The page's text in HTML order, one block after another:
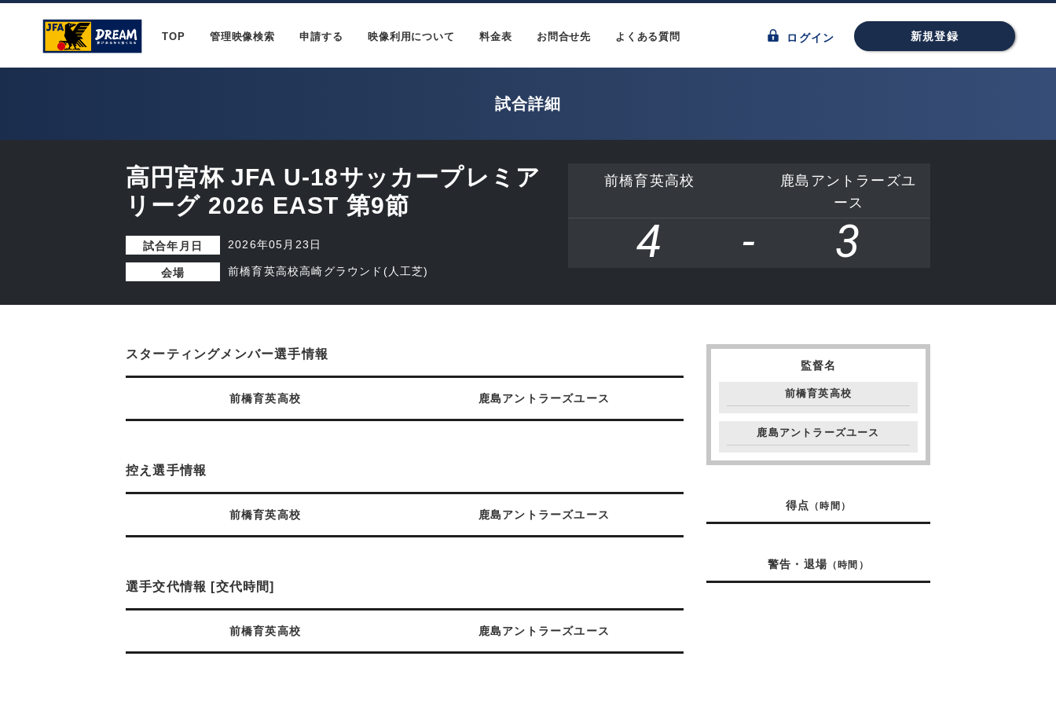
TOP 管理映像検索 申請する 映像利用について 料金表 お問合せ先 よくある質問 ログイン 新規登録
試合詳細
高円宮杯 JFA U-18サッカープレミア
リーグ 2026 EAST 第9節
試合年月日 2026年05月23日
会場 前橋育英高校高崎グラウンド(人工芝)
前橋育英高校
鹿島アントラーズユ
ース
4 - 3
スターティングメンバー選手情報
前橋育英高校 鹿島アントラーズユース
控え選手情報
前橋育英高校 鹿島アントラーズユース
選手交代情報 [交代時間]
前橋育英高校 鹿島アントラーズユース
監督名
前橋育英高校
鹿島アントラーズユース
得点 （時間）
警告・退場 （時間）